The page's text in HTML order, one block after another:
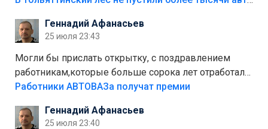
Штрафы мизерные.
Геннадий Афанасьев
25 июля 23:43
Могли бы прислать открытку, с поздравлением
работникам,которые больше сорока лет отработали
на предприятии.
Работники АВТОВАЗа получат премии
Геннадий Афанасьев
25 июля 23:40